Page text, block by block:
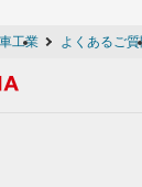
工業 よくあるご質